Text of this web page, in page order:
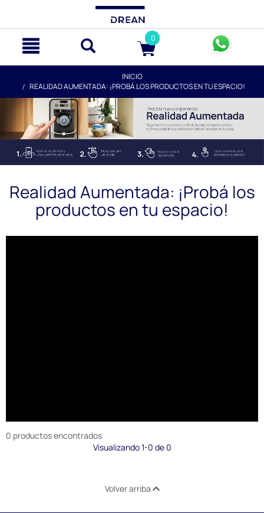
0
INICIO
REALIDAD AUMENTADA: ¡PROBÁ LOS PRODUCTOS EN TU ESPACIO!
Realidad Aumentada: ¡Probá los
productos en tu espacio!
0 productos encontrados
Visualizando 1-0 de 0
Volver arriba